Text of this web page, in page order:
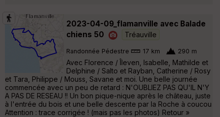
2023-04-09_flamanville avec Balade
chiens 50
Tréauville
Randonnée Pédestre 17 km 290 m
Avec Florence / Îleven, Isabelle, Mathilde et
Delphine / Salto et Rayban, Catherine / Rosy
et Tara, Philippe / Mouss, Savane et moi. Une belle journée
commencée avec un peu de retard : N'OUBLIEZ PAS QU'IL N'Y
A PAS DE RESEAU !! Un bon pique-nique après le château, juste
à l'entrée du bois et une belle descente par la Roche à coucou
Attention : trace corrigée ! (mais pas les photos) Retour »